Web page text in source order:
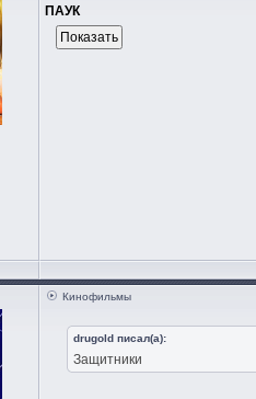
ПАУК
Кинофильмы
drugold писал(а):
Защитники